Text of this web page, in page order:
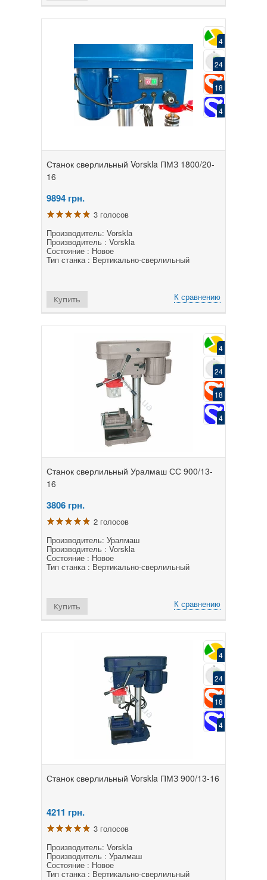
4
24
18
4
Станок сверлильный Vorskla ПМЗ 1800/20-
16
9894 грн.
3 голосов
Производитель: Vorskla
Производитель : Vorskla
Состояние : Новое
Тип станка : Вертикально-сверлильный
К сравнению
Купить
4
24
18
4
Станок сверлильный Уралмаш СС 900/13-
16
3806 грн.
2 голосов
Производитель: Уралмаш
Производитель : Vorskla
Состояние : Новое
Тип станка : Вертикально-сверлильный
К сравнению
Купить
4
24
18
4
Станок сверлильный Vorskla ПМЗ 900/13-16
4211 грн.
3 голосов
Производитель: Vorskla
Производитель : Уралмаш
Состояние : Новое
Тип станка : Вертикально-сверлильный